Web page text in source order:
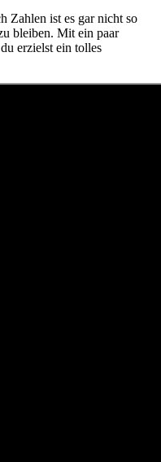
Zahlen ist es gar nicht so
bleiben. Mit ein paar
erzielst ein tolles